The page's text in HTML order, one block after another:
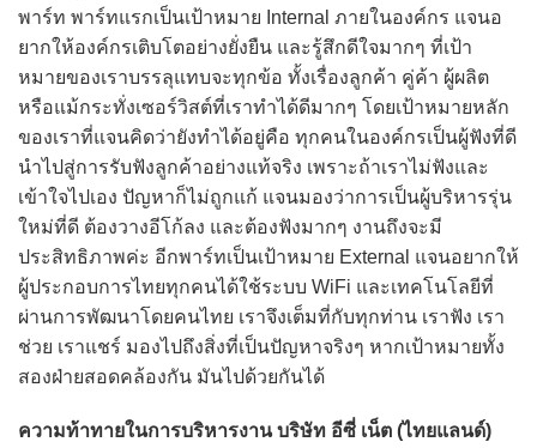
พาร์ท พาร์ทแรกเป็นเป้าหมาย Internal ภายในองค์กร แจนอ
ยากให้องค์กรเติบโตอย่างยั่งยืน และรู้สึกดีใจมากๆ ที่เป้า
หมายของเราบรรลุแทบจะทุกข้อ ทั้งเรื่องลูกค้า คู่ค้า ผู้ผลิต
หรือแม้กระทั่งเซอร์วิสต์ที่เราทำได้ดีมากๆ โดยเป้าหมายหลัก
ของเราที่แจนคิดว่ายังทำได้อยู่คือ ทุกคนในองค์กรเป็นผู้ฟังที่ดี
นำไปสู่การรับฟังลูกค้าอย่างแท้จริง เพราะถ้าเราไม่ฟังและ
เข้าใจไปเอง ปัญหาก็ไม่ถูกแก้ แจนมองว่าการเป็นผู้บริหารรุ่น
ใหม่ที่ดี ต้องวางอีโก้ลง และต้องฟังมากๆ งานถึงจะมี
ประสิทธิภาพค่ะ อีกพาร์ทเป็นเป้าหมาย External แจนอยากให้
ผู้ประกอบการไทยทุกคนได้ใช้ระบบ WiFi และเทคโนโลยีที่
ผ่านการพัฒนาโดยคนไทย เราจึงเต็มที่กับทุกท่าน เราฟัง เรา
ช่วย เราแชร์ มองไปถึงสิ่งที่เป็นปัญหาจริงๆ หากเป้าหมายทั้ง
สองฝ่ายสอดคล้องกัน มันไปด้วยกันได้
ความท้าทายในการบริหารงาน บริษัท อีซี่ เน็ต (ไทยแลนด์)